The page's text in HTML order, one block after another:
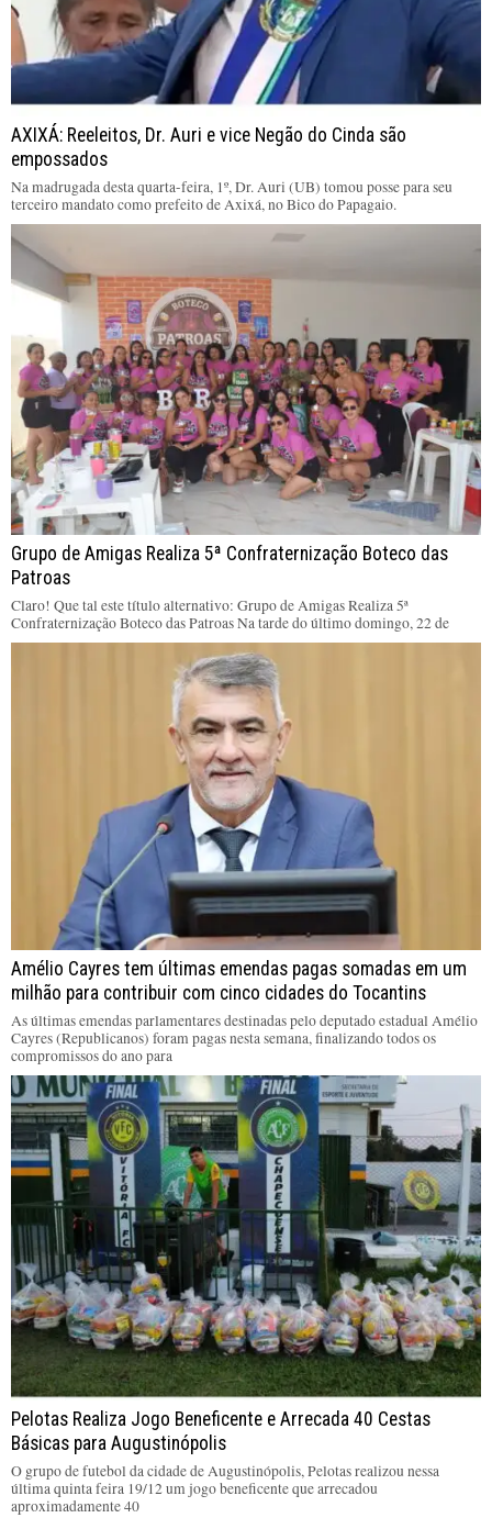
AXIXÁ: Reeleitos, Dr. Auri e vice Negão do Cinda são
empossados
Na madrugada desta quarta-feira, 1º, Dr. Auri (UB) tomou posse para seu
terceiro mandato como prefeito de Axixá, no Bico do Papagaio.
Grupo de Amigas Realiza 5ª Confraternização Boteco das
Patroas
Claro! Que tal este título alternativo: Grupo de Amigas Realiza 5ª
Confraternização Boteco das Patroas Na tarde do último domingo, 22 de
Amélio Cayres tem últimas emendas pagas somadas em um
milhão para contribuir com cinco cidades do Tocantins
As últimas emendas parlamentares destinadas pelo deputado estadual Amélio
Cayres (Republicanos) foram pagas nesta semana, finalizando todos os
compromissos do ano para
Pelotas Realiza Jogo Beneficente e Arrecada 40 Cestas
Básicas para Augustinópolis
O grupo de futebol da cidade de Augustinópolis, Pelotas realizou nessa
última quinta feira 19/12 um jogo beneficente que arrecadou
aproximadamente 40